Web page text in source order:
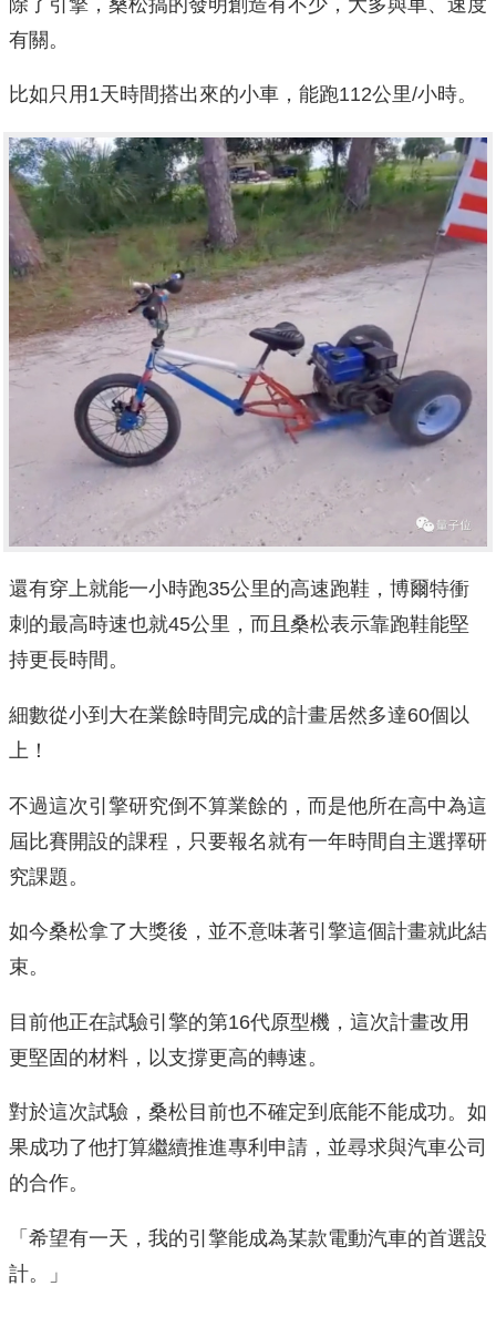
有關。
比如只用1天時間搭出來的小車，能跑112公里/小時。
還有穿上就能一小時跑35公里的高速跑鞋，博爾特衝
刺的最高時速也就45公里，而且桑松表示靠跑鞋能堅
持更長時間。
細數從小到大在業餘時間完成的計畫居然多達60個以
上！
不過這次引擎研究倒不算業餘的，而是他所在高中為這
屆比賽開設的課程，只要報名就有一年時間自主選擇研
究課題。
如今桑松拿了大獎後，並不意味著引擎這個計畫就此結
束。
目前他正在試驗引擎的第16代原型機，這次計畫改用
更堅固的材料，以支撐更高的轉速。
對於這次試驗，桑松目前也不確定到底能不能成功。如
果成功了他打算繼續推進專利申請，並尋求與汽車公司
的合作。
「希望有一天，我的引擎能成為某款電動汽車的首選設
計。」